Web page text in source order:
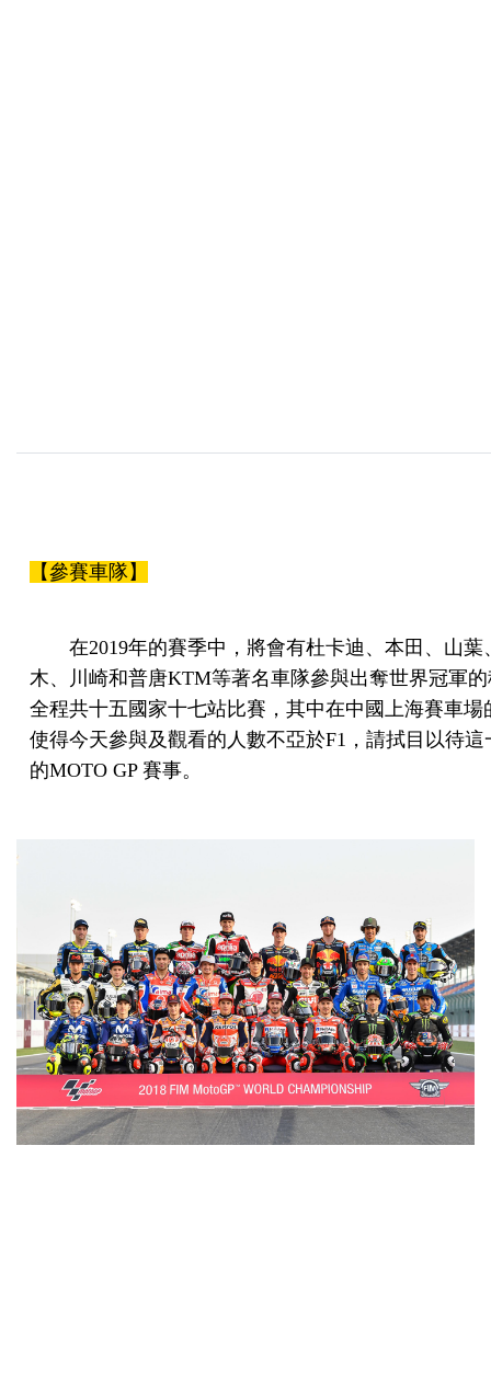
【參賽車隊】
在2019年的賽季中，將會有杜卡迪、本田、山葉
木、川崎和普唐KTM等著名車隊參與出奪世界冠軍
全程共十五國家十七站比賽，其中在中國上海賽車場
使得今天參與及觀看的人數不亞於F1，請拭目以待這
的MOTO GP 賽事。